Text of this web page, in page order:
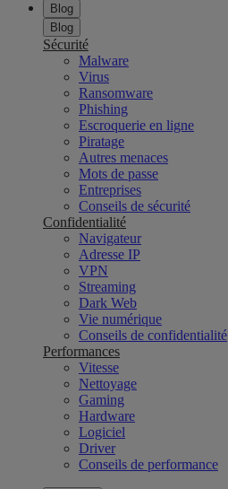
Blog
Blog
Sécurité
Malware
Virus
Ransomware
Phishing
Escroquerie en ligne
Piratage
Autres menaces
Mots de passe
Entreprises
Conseils de sécurité
Confidentialité
Navigateur
Adresse IP
VPN
Streaming
Dark Web
Vie numérique
Conseils de confidentialité
Performances
Vitesse
Nettoyage
Gaming
Hardware
Logiciel
Driver
Conseils de performance